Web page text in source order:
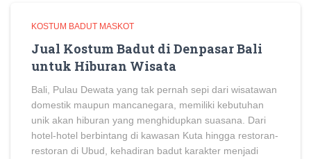
KOSTUM BADUT MASKOT
Jual Kostum Badut di Denpasar Bali
untuk Hiburan Wisata
Bali, Pulau Dewata yang tak pernah sepi dari wisatawan
domestik maupun mancanegara, memiliki kebutuhan
unik akan hiburan yang menghidupkan suasana. Dari
hotel-hotel berbintang di kawasan Kuta hingga restoran-
restoran di Ubud, kehadiran badut karakter menjadi